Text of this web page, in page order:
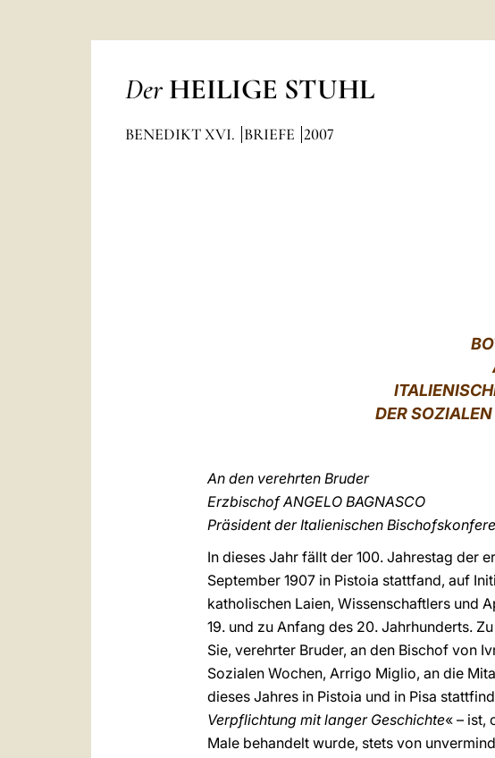
Der HEILIGE STUHL
BENEDIKT XVI. BRIEFE 2007
DER
An den verehrten Bruder
Erzbischof ANGELO BAGNASCO
Präsident der Italienischen
In dieses Jahr fällt der 100. Jahrestag der
September 1907 in Pistoia stattfand, auf
katholischen Laien, Wissenschaftlers und
19. und zu Anfang des 20. Jahrhunderts.
Sie, verehrter Bruder, an den Bischof von
Sozialen Wochen, Arrigo Miglio, an die
dieses Jahres in Pistoia und in Pisa
Verpflichtung mit langer Geschichte« – ist,
Male behandelt wurde, stets von